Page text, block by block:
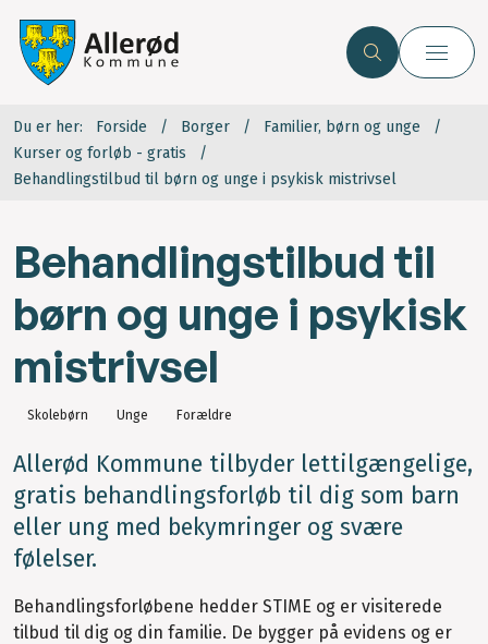
Du er her: Forside Borger
Familier, børn og unge
Kurser og forløb - gratis
Behandlingstilbud til børn og unge i psykisk mistrivsel
Behandlingstilbud til
børn og unge i psykisk
mistrivsel
Skolebørn Unge Forældre
Allerød Kommune tilbyder lettilgængelige,
gratis behandlingsforløb til dig som barn
eller ung med bekymringer og svære
følelser.
Behandlingsforløbene hedder STIME og er visiterede
tilbud til dig og din familie. De bygger på evidens og er